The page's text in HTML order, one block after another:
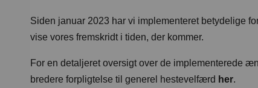
Siden januar 2023 har vi implementeret betydelige
vise vores fremskridt i tiden, der kommer.
For en detaljeret oversigt over de implementerede
bredere forpligtelse til generel hestevelfærd her.